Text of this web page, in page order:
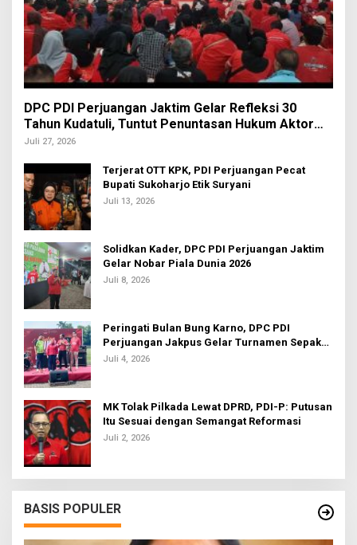
DPC PDI Perjuangan Jaktim Gelar Refleksi 30
Tahun Kudatuli, Tuntut Penuntasan Hukum Aktor
Intelektual
Juli 27, 2026
Terjerat OTT KPK, PDI Perjuangan Pecat
Bupati Sukoharjo Etik Suryani
Juli 13, 2026
Solidkan Kader, DPC PDI Perjuangan Jaktim
Gelar Nobar Piala Dunia 2026
Juli 8, 2026
Peringati Bulan Bung Karno, DPC PDI
Perjuangan Jakpus Gelar Turnamen Sepak
Bola U-20
Juli 4, 2026
MK Tolak Pilkada Lewat DPRD, PDI-P: Putusan
Itu Sesuai dengan Semangat Reformasi
Juli 2, 2026
BASIS POPULER